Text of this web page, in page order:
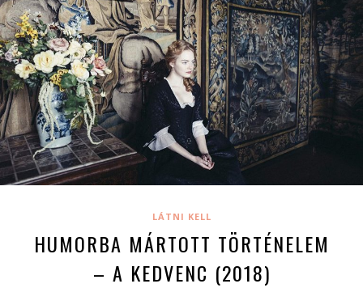
LÁTNI KELL
HUMORBA MÁRTOTT TÖRTÉNELEM
– A KEDVENC (2018)